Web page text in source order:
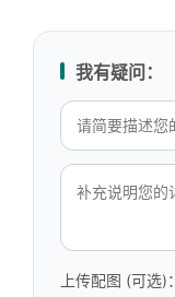
我有疑问：
上传配图 (可选)：